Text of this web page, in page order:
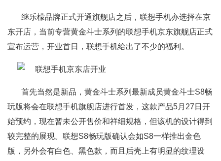
继乐檬品牌正式开通旗舰店之后，联想手机亦选择在京
东开店，当前专营黄金斗士系列的联想手机京东旗舰店正式
宣布运营，开业首日，联想手机给出了不少的福利。
首先当然是新品，黄金斗士系列最新成员黄金斗士S8畅
玩版将会在联想手机旗舰店进行首发，这款产品5月27日开
始预约，现在暂未公开售价和祥细规格，但该机的设计得到
较完整的展现。联想S8畅玩版确认会如S8一样推出金色
版，另外会有白色、黑色款，而且后壳上有明显的纹理设